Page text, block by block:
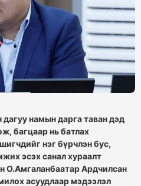
намын дарга таван дэд
багцаар нь батлах
нэг бүрчлэн бус,
эсэх санал хураалт
О.Амгаланбаатар Ардчилсан
асуудлаар мэдээлэл